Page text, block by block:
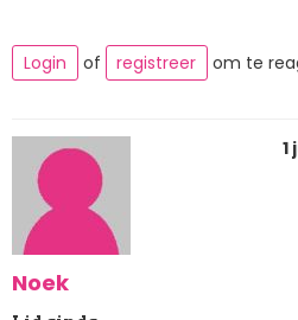
Login of registreer om te
Noek
1